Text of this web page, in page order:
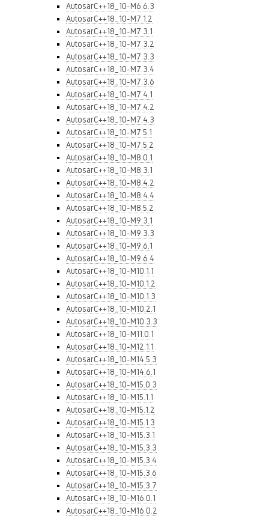
AutosarC++18_10-M6.6.3
AutosarC++18_10-M7.1.2
AutosarC++18_10-M7.3.1
AutosarC++18_10-M7.3.2
AutosarC++18_10-M7.3.3
AutosarC++18_10-M7.3.4
AutosarC++18_10-M7.3.6
AutosarC++18_10-M7.4.1
AutosarC++18_10-M7.4.2
AutosarC++18_10-M7.4.3
AutosarC++18_10-M7.5.1
AutosarC++18_10-M7.5.2
AutosarC++18_10-M8.0.1
AutosarC++18_10-M8.3.1
AutosarC++18_10-M8.4.2
AutosarC++18_10-M8.4.4
AutosarC++18_10-M8.5.2
AutosarC++18_10-M9.3.1
AutosarC++18_10-M9.3.3
AutosarC++18_10-M9.6.1
AutosarC++18_10-M9.6.4
AutosarC++18_10-M10.1.1
AutosarC++18_10-M10.1.2
AutosarC++18_10-M10.1.3
AutosarC++18_10-M10.2.1
AutosarC++18_10-M10.3.3
AutosarC++18_10-M11.0.1
AutosarC++18_10-M12.1.1
AutosarC++18_10-M14.5.3
AutosarC++18_10-M14.6.1
AutosarC++18_10-M15.0.3
AutosarC++18_10-M15.1.1
AutosarC++18_10-M15.1.2
AutosarC++18_10-M15.1.3
AutosarC++18_10-M15.3.1
AutosarC++18_10-M15.3.3
AutosarC++18_10-M15.3.4
AutosarC++18_10-M15.3.6
AutosarC++18_10-M15.3.7
AutosarC++18_10-M16.0.1
AutosarC++18_10-M16.0.2